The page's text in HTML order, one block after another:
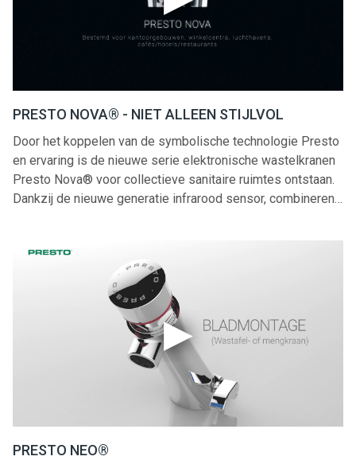
PRESTO NOVA® - NIET ALLEEN STIJLVOL
Door het koppelen van de symbolische technologie Presto
en ervaring is de nieuwe serie elektronische wastelkranen
Presto Nova® voor collectieve sanitaire ruimtes ontstaan.
Dankzij de nieuwe generatie infrarood sensor, combineren
PRESTO NEO®